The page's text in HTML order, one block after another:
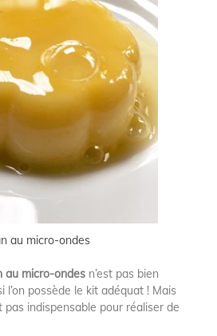
au micro-ondes
au micro-ondesn’est pas bien
l’on possède le kit adéquat ! Mais
pas indispensable pour réaliser de